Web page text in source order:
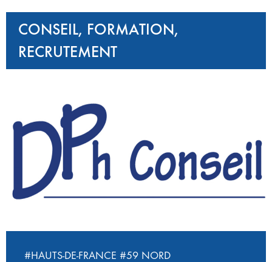
CONSEIL, FORMATION,
RECRUTEMENT
#HAUTS-DE-FRANCE #59 NORD